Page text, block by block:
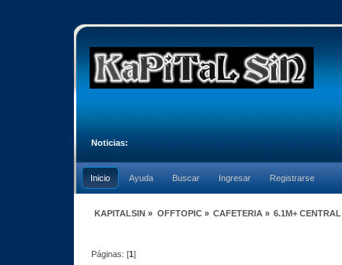
Noticias:
Inicio Ayuda Buscar Ingresar Registrarse
KAPITALSIN » OFFTOPIC» CAFETERIA » 6.1M+
Páginas: [1]